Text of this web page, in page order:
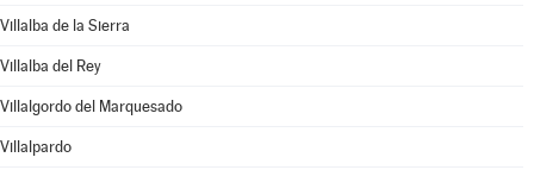
Villalba de la Sierra
Villalba del Rey
Villalgordo del Marquesado
Villalpardo